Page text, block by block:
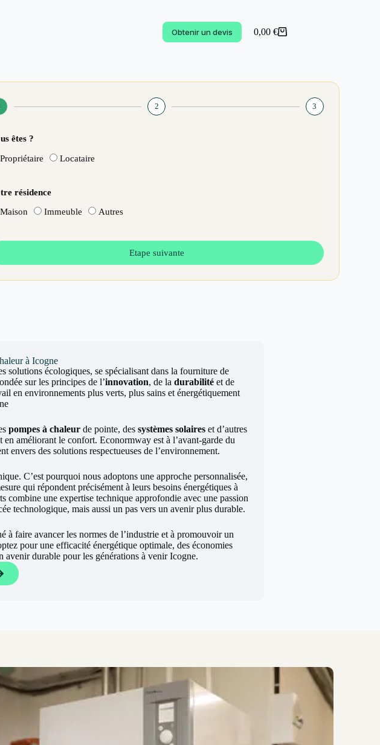
Obtenir un devis 0,00 €
2 3
êtes ?
Propriétaire Locataire
résidence
Maison Immeuble Autres
Etape suivante
à Icogne
solutions écologiques, se spécialisant dans la fourniture de
sur les principes de l’innovation, de la durabilité et de
en environnements plus verts, plus sains et énergétiquement
pompes à chaleurde pointe, des systèmes solaireset d’autres
améliorant le confort. Econormway est à l’avant-garde du
envers des solutions respectueuses de l’environnement.
C’est pourquoi nous adoptons une approche personnalisée,
qui répondent précisément à leurs besoins énergétiques à
combine une expertise technique approfondie avec une passion
technologique, mais aussi un pas vers un avenir plus durable.
à faire avancer les normes de l’industrie et à promouvoir un
pour une efficacité énergétique optimale, des économies
durable pour les générations à venir Icogne.